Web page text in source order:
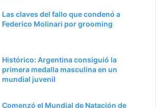
Las claves del fallo que condenó a
Federico Molinari por grooming
Histórico: Argentina consiguió la
primera medalla masculina en un
mundial juvenil
Comenzó el Mundial de Natación de